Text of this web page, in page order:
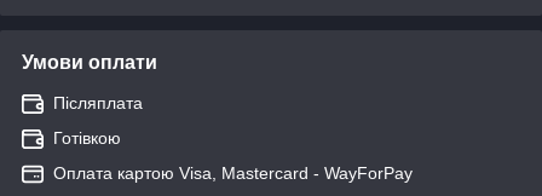
Умови оплати
Післяплата
Готівкою
Оплата картою Visa, Mastercard - WayForPay